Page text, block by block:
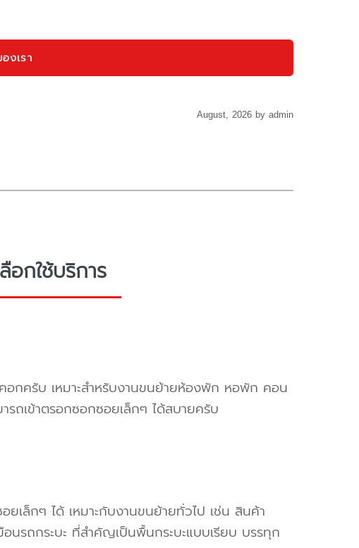
งเรา
August, 2026 by admin
อกใช้บริการ
อกครับ เหมาะสำหรับงานขนย้ายห้องพัก หอพัก คอน
รถเข้าตรอกซอกซอยเล็กๆ ได้สบายครับ
เล็กๆ ได้ เหมาะกับงานขนย้ายทั่วไป เช่น สินค้า
รถกระบะ ที่สำคัญเป็นพื้นกระบะแบบเรียบ บรรทุก